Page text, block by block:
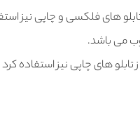
های فلکسی و چاپی نیز
می باشد.
های چاپی نیز استفاده کرد